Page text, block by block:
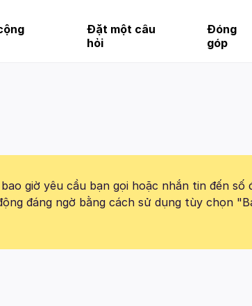
Đặt một câu
hỏi
Đóng
góp
giờ yêu cầu bạn gọi hoặc nhắn tin đến số
đáng ngờ bằng cách sử dụng tùy chọn